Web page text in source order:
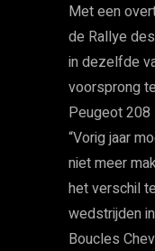
Met een
de Rallye
in dezelfde
voorsprong
Peugeot 208
“Vorig jaar
niet meer
het verschil
wedstrijden
Boucles